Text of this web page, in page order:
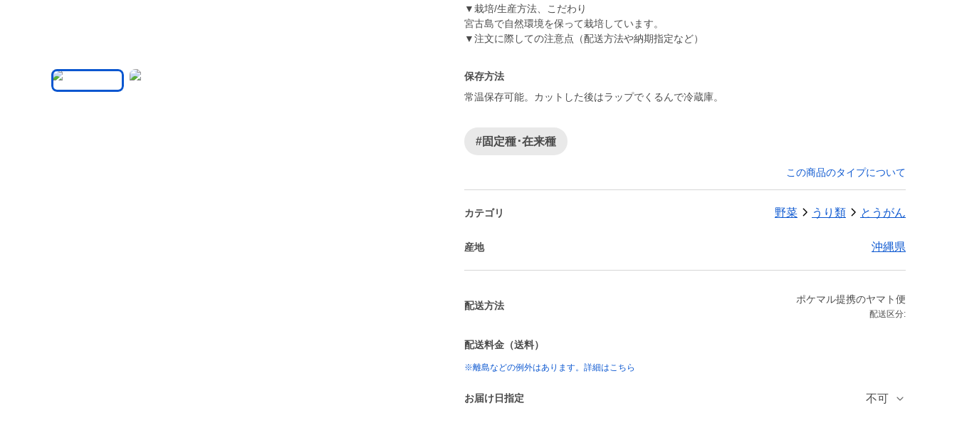
▼栽培/生産方法、こだわり
宮古島で自然環境を保って栽培しています。
▼注文に際しての注意点（配送方法や納期指定など）
保存方法
常温保存可能。カットした後はラップでくるんで冷蔵庫。
#固定種･在来種
この商品のタイプについて
カテゴリ 野菜 うり類 とうがん
産地 沖縄県
配送方法
ポケマル提携のヤマト便
配送区分:
配送料金（送料）
※離島などの例外はあります。詳細はこちら
お届け日指定 不可